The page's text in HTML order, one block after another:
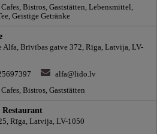
Cafes, Bistros, Gaststätten, Lebensmittel,
Geistige Getränke
Alfa, Brīvības gatve 372, Rīga, Latvija, LV-
alfa@lido.lv
Bistros, Gaststätten
Restaurant
Rīga, Latvija, LV-1050